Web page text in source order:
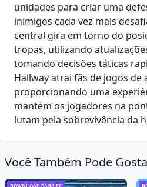
unidades para criar uma
inimigos cada vez mais
central gira em torno do
tropas, utilizando
tomando decisões táticas
Hallway atrai fãs de jogos de
proporcionando uma
mantém os jogadores na
lutam pela sobrevivência da
Você Também Pode
DOWNLOAD PARA PC